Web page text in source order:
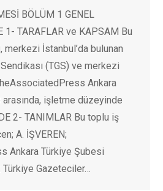
BÖLÜM 1 GENEL
1- TARAFLAR ve KAPSAM Bu
İstanbul’da bulunan
(TGS) ve merkezi
Ankara
işletme düzeyinde
2- TANIMLAR Bu toplu iş
A. İŞVEREN;
Ankara Türkiye Şubesi
Türkiye Gazeteciler…